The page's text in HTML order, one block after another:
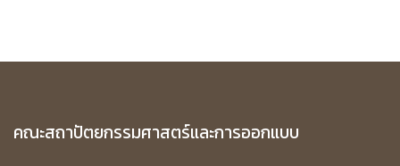
คณะสถาปัตยกรรมศาสตร์และการออกแบบ